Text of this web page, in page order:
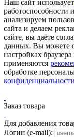
Наш сайт использует
анализируем
сайта и делаем
сайте, вы даёте
данных. Вы можете
настройках
применяются
обработке
Заказ товара
Для добавления
Логин (e-mail):